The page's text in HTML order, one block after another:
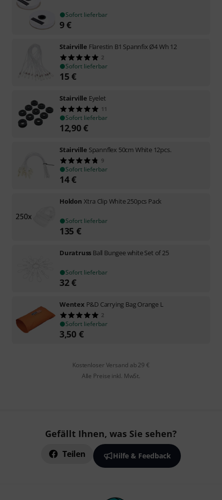
Sofort lieferbar
9€
Stairville Flarestin B1 Spannfix Ø4 Wh 12
2
Sofort lieferbar
15€
Stairville Eyelet
11
Sofort lieferbar
12,90€
Stairville Spannflex 50cm White 12pcs.
9
Sofort lieferbar
14€
Holdon Xtra Clip White 250pcs Pack
Sofort lieferbar
135 €
Duratruss Ball Bungee white Set of 25
Sofort lieferbar
32€
Wentex P&D Carrying Bag Orange L
2
Sofort lieferbar
3,50 €
Kostenloser Versand ab 29 €
Alle Preise inkl. MwSt.
Gefällt Ihnen, was Sie sehen?
Teilen Hilfe & Feedback